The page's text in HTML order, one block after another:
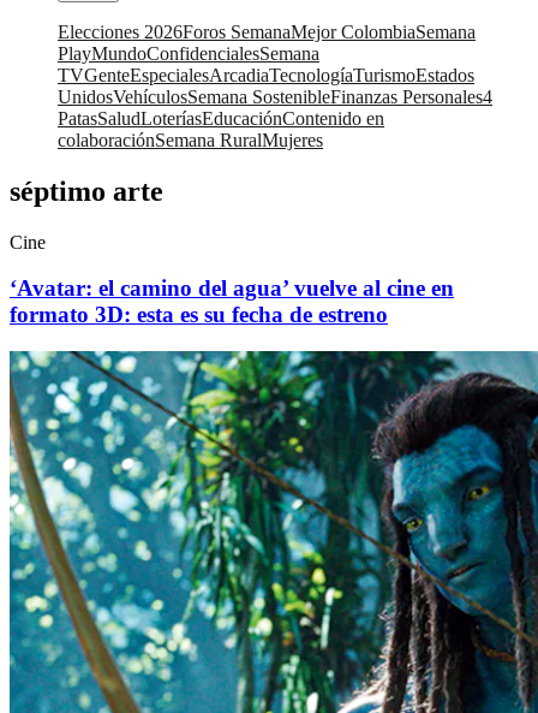
Elecciones 2026Foros SemanaMejor ColombiaSemana
PlayMundoConfidencialesSemana
TVGenteEspecialesArcadiaTecnologíaTurismoEstados
UnidosVehículosSemana SostenibleFinanzas Personales4
PatasSaludLoteríasEducaciónContenido en
colaboraciónSemana RuralMujeres
séptimo arte
Cine
‘Avatar: el camino del agua’ vuelve al cine en
formato 3D: esta es su fecha de estreno